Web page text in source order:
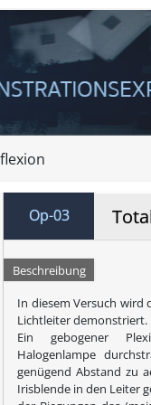
Op-03
Beschreibung
In diesem Versuch wird
Lichtleiter demonstriert.
Ein gebogener
Halogenlampe
genügend Abstand zu
Irisblende in den Leiter